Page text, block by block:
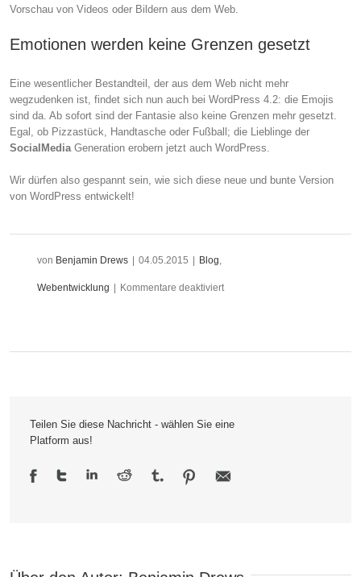
Vorschau von Videos oder Bildern aus dem Web.
Emotionen werden keine Grenzen gesetzt
Eine wesentlicher Bestandteil, der aus dem Web nicht mehr
wegzudenken ist, findet sich nun auch bei WordPress 4.2: die Emojis
sind da. Ab sofort sind der Fantasie also keine Grenzen mehr gesetzt.
Egal, ob Pizzastück, Handtasche oder Fußball; die Lieblinge der
SocialMediaGeneration erobern jetzt auch WordPress.
Wir dürfen also gespannt sein, wie sich diese neue und bunte Version
von WordPress entwickelt!
von Benjamin Drews 04.05.2015 Blog,
Webentwicklung Kommentare deaktiviertfür
den
in
Teilen Sie diese Nachricht - wählen Sie eine
Platform aus!